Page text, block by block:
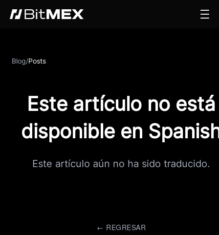
Blog/Posts
Este artículo no está
disponible en
Este artículo aún no ha sido traducido.
← REGRESAR